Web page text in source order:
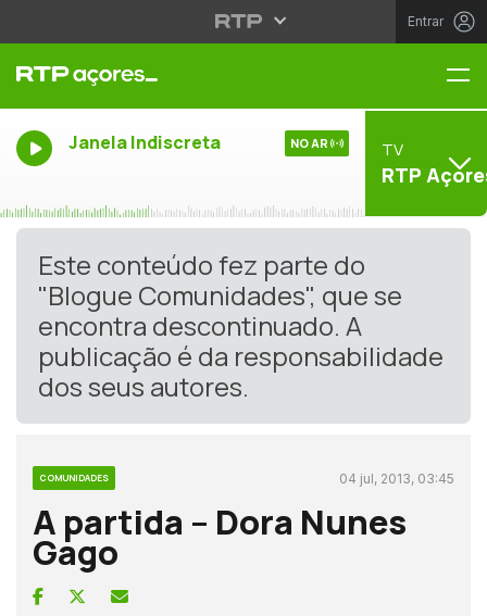
Entrar
Janela Indiscreta NO AR TV
RTP
Este conteúdo fez parte do
"Blogue Comunidades", que se
encontra descontinuado. A
publicação é da responsabilidade
dos seus autores.
COMUNIDADES 04 jul, 2013, 03:45
A partida – Dora Nunes
Gago